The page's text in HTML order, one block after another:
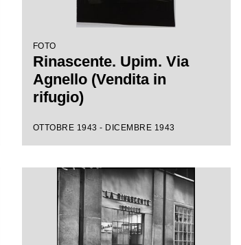
FOTO
Rinascente. Upim. Via
Agnello (Vendita in
rifugio)
OTTOBRE 1943 - DICEMBRE 1943